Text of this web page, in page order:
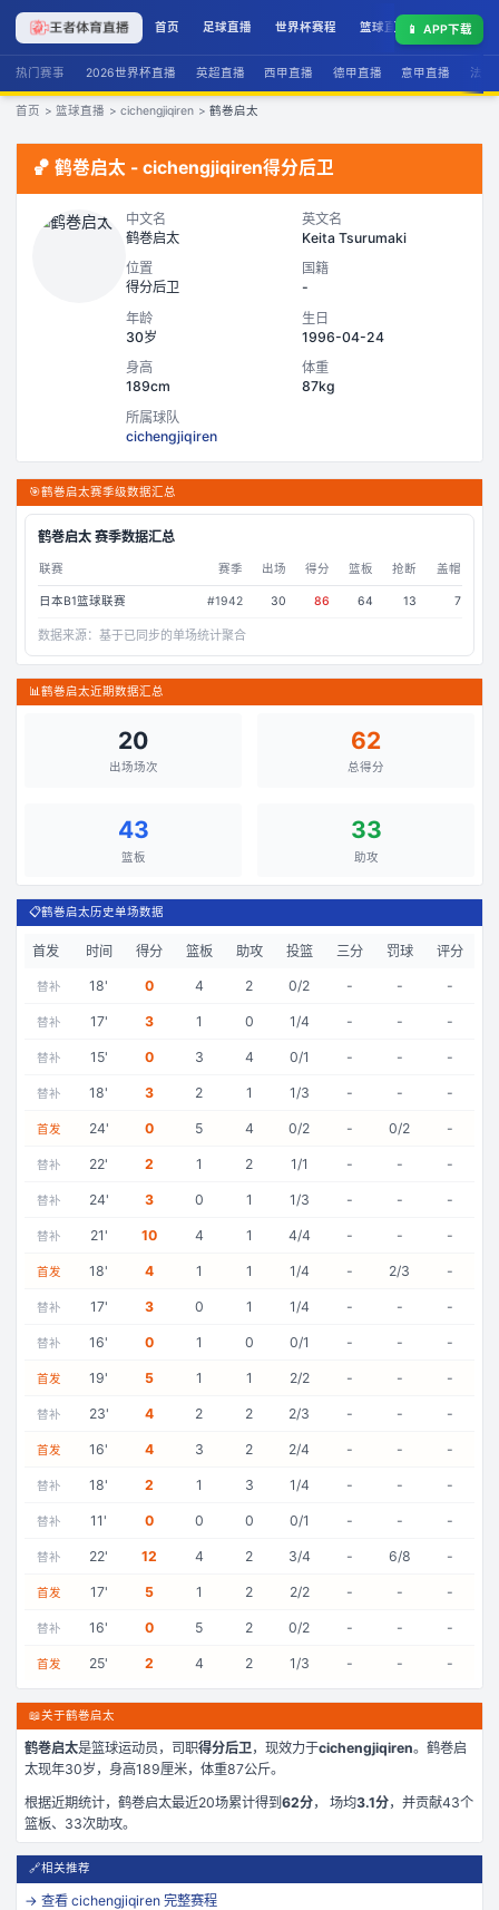
首页 足球直播 世界杯赛程 篮球直播 联赛积分
📱 APP下载
热门赛事 2026世界杯直播 英超直播 西甲直播 德甲直播 意甲直播 法甲
首页 > 篮球直播 > cichengjiqiren > 鹤巻启太
🏀 鹤巻启太 - cichengjiqiren得分后卫
中文名
鹤巻启太
英文名
Keita Tsurumaki
位置
得分后卫
国籍
-
年龄
30岁
生日
1996-04-24
身高
189cm
体重
87kg
所属球队
cichengjiqiren
🎯鹤巻启太赛季级数据汇总
鹤巻启太赛季数据汇总
联赛 赛季 出场 得分 篮板 抢断 盖帽
日本B1篮球联赛 #1942 30 86 64 13 7
数据来源： 基于已同步的单场统计聚合
📊鹤巻启太近期数据汇总
20
出场场次
62
总得分
43
篮板
33
助攻
📋鹤巻启太历史单场数据
首发 时间 得分 篮板 助攻 投篮 三分 罚球 评分
替补 18' 0 4 2 0/2 - - -
替补 17' 3 1 0 1/4 - - -
替补 15' 0 3 4 0/1 - - -
替补 18' 3 2 1 1/3 - - -
首发 24' 0 5 4 0/2 - 0/2 -
替补 22' 2 1 2 1/1 - - -
替补 24' 3 0 1 1/3 - - -
替补 21' 10 4 1 4/4 - - -
首发 18' 4 1 1 1/4 - 2/3 -
替补 17' 3 0 1 1/4 - - -
替补 16' 0 1 0 0/1 - - -
首发 19' 5 1 1 2/2 - - -
替补 23' 4 2 2 2/3 - - -
首发 16' 4 3 2 2/4 - - -
替补 18' 2 1 3 1/4 - - -
替补 11' 0 0 0 0/1 - - -
替补 22' 12 4 2 3/4 - 6/8 -
首发 17' 5 1 2 2/2 - - -
替补 16' 0 5 2 0/2 - - -
首发 25' 2 4 2 1/3 - - -
📖关于鹤巻启太
鹤巻启太是篮球运动员，司职得分后卫，现效力于cichengjiqiren。 鹤巻启
太现年30岁 ，身高189厘米，体重87公斤。
根据近期统计， 鹤巻启太最近20场累计得到62分， 场均3.1分，并贡献43个
篮板、 33次助攻。
🔗相关推荐
→ 查看 cichengjiqiren 完整赛程